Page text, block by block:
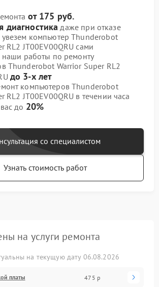
от 175 руб.
диагностика даже при отказе
компьютер Thunderobot
RL2 JT00EV00QRU сами
наши работы по ремонту
Thunderobot Warrior Super RL2
до 3-х лет
компьютеров Thunderobot
RL2 JT00EV00QRU в течении часа
до 20%
со специалистом
Узнать стоимость работ
на услуги ремонта
на текущую дату 06.08.2026
платы 475 р